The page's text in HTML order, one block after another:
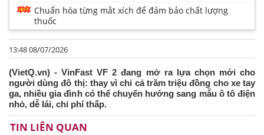
Chuẩn hóa từng mắt xích để đảm bảo chất lượng
thuốc
13:48 08/07/2026
(VietQ.vn) - VinFast VF 2 đang mở ra lựa chọn mới cho
người dùng đô thị: thay vì chi cả trăm triệu đồng cho xe tay
ga, nhiều gia đình có thể chuyển hướng sang mẫu ô tô điện
nhỏ, dễ lái, chi phí thấp.
TIN LIÊN QUAN